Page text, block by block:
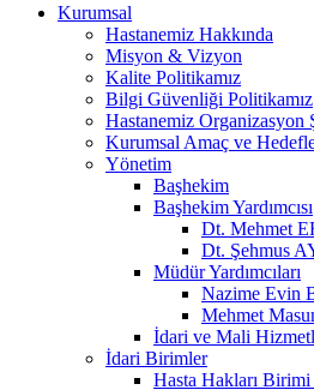
Kurumsal
Hastanemiz Hakkında
Misyon & Vizyon
Kalite Politikamız
Bilgi Güvenliği Politikamız
Hastanemiz Organizasyon
Kurumsal Amaç ve
Yönetim
Başhekim
Başhekim Yardımcısı
Dt. Mehmet
Dt. Şehmus
Müdür Yardımcıları
Nazime Evin
Mehmet
İdari ve Mali
İdari Birimler
Hasta Hakları